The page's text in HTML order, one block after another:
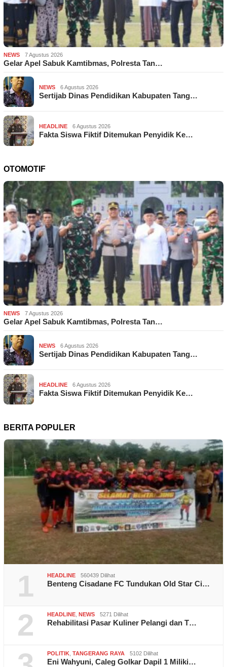
NEWS 7 Agustus 2026
Gelar Apel Sabuk Kamtibmas, Polresta Tan…
NEWS 6 Agustus 2026
Sertijab Dinas Pendidikan Kabupaten Tang…
HEADLINE 6 Agustus 2026
Fakta Siswa Fiktif Ditemukan Penyidik Ke…
OTOMOTIF
NEWS 7 Agustus 2026
Gelar Apel Sabuk Kamtibmas, Polresta Tan…
NEWS 6 Agustus 2026
Sertijab Dinas Pendidikan Kabupaten Tang…
HEADLINE 6 Agustus 2026
Fakta Siswa Fiktif Ditemukan Penyidik Ke…
BERITA POPULER
1 HEADLINE 560439 Dilihat
Benteng Cisadane FC Tundukan Old Star Ci…
2 HEADLINE NEWS 5271 Dilihat
Rehabilitasi Pasar Kuliner Pelangi dan T…
POLITIK TANGERANG RAYA 5102 Dilihat
Eni Wahyuni, Caleg Golkar Dapil 1 Miliki…